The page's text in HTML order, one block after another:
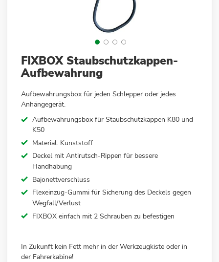
Anfang
der
springen
FIXBOX Staubschutzkappen-
Aufbewahrung
Aufbewahrungsbox für jeden Schlepper oder jedes
Anhängegerät.
Aufbewahrungsbox für Staubschutzkappen K80 und
K50
Material: Kunststoff
Deckel mit Antirutsch-Rippen für bessere
Handhabung
Bajonettverschluss
Flexeinzug-Gummi für Sicherung des Deckels gegen
Wegfall/Verlust
FIXBOX einfach mit 2 Schrauben zu befestigen
In Zukunft kein Fett mehr in der Werkzeugkiste oder in
der Fahrerkabine!